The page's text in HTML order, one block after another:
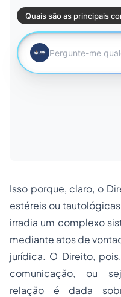
Isso porque, claro, o
estéreis ou
irradia um complexo
mediante atos de
jurídica. O Direito,
comunicação, ou
relação é dada